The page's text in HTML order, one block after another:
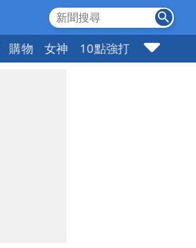
購物 女神 10點強打